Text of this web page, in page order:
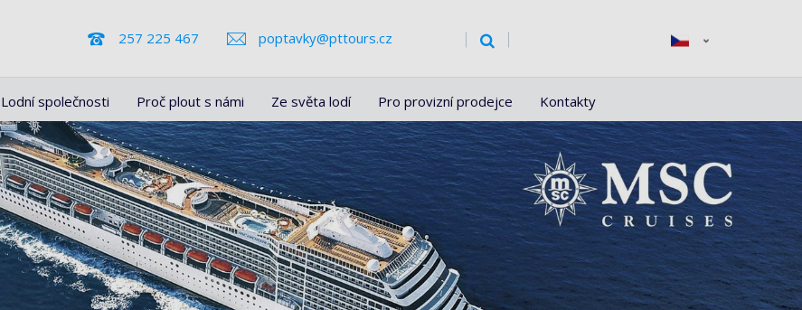
257 225 467 poptavky@pttours.cz
Lodní společnosti Proč plout s námi Ze světa lodí Pro provizní prodejce Kontakty